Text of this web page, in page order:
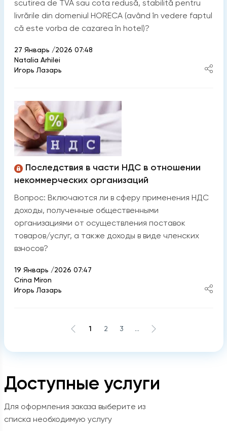
Доступные услуги
Для оформления заказа выберите из
списка необходимую услугу
scutirea de TVA sau cota redusă, stabilită pentru
livrările din domeniul HORECA (având în vedere faptul
că este vorba de cazarea în hotel)?
27 Январь /2026 07:48
Natalia Arhilei
Игорь Лазарь
Последствия в части НДС в отношении
некоммерческих организаций
Вопрос: Включаются ли в сферу применения НДС
доходы, полученные общественными
организациями от осуществления поставок
товаров/услуг, а также доходы в виде членских
взносов?
19 Январь /2026 07:47
Crina Miron
Игорь Лазарь
1 2 3 ...